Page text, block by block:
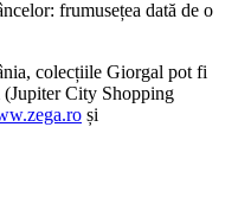
frumusețea dată de o
colecțiile Giorgal pot fi
City Shopping
și